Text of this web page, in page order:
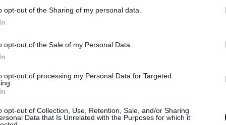
opt-out of the Sharing of my personal data.
opt-out of the Sale of my Personal Data.
opt-out of processing my Personal Data for Targeted
opt-out of Collection, Use, Retention, Sale, and/or Sharing
Data that Is Unrelated with the Purposes for which it
Συνταγές
ΖΥΜΑΡΙΚΑ ΛΑΧΑΝΙΚΑ ΟΣΠΡΙΑ